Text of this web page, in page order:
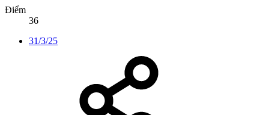
Điểm
36
31/3/25